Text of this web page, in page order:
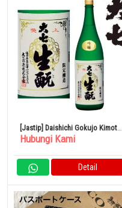
[Jastip] Daishichi Gokujo Kimoto
Limited Brewing 1800ml
Hubungi Kami
Detail